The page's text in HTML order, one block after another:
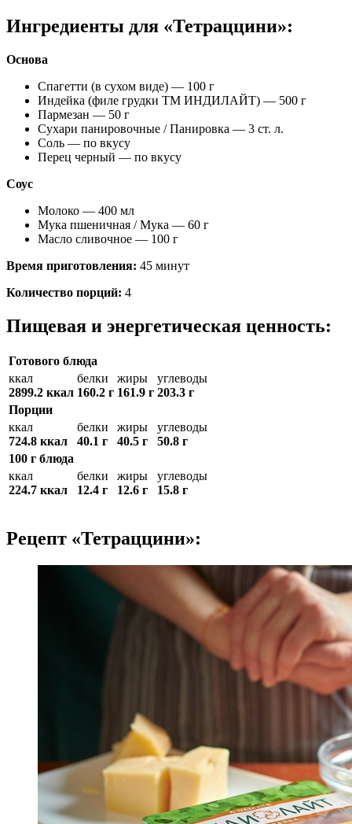
Ингредиенты для «Тетраццини»:
Основа
Спагетти (в сухом виде) — 100 г
Индейка (филе грудки ТМ ИНДИЛАЙТ) — 500 г
Пармезан — 50 г
Сухари панировочные / Панировка — 3 ст. л.
Соль — по вкусу
Перец черный — по вкусу
Соус
Молоко — 400 мл
Мука пшеничная / Мука — 60 г
Масло сливочное — 100 г
Время приготовления: 45 минут
Количество порций: 4
Пищевая и энергетическая ценность:
Готового блюда
ккал
2899.2 ккал
белки
160.2 г
жиры
161.9 г
углеводы
203.3 г
Порции
ккал
724.8 ккал
белки
40.1 г
жиры
40.5 г
углеводы
50.8 г
100 г блюда
ккал
224.7 ккал
белки
12.4 г
жиры
12.6 г
углеводы
15.8 г
Рецепт «Тетраццини»: